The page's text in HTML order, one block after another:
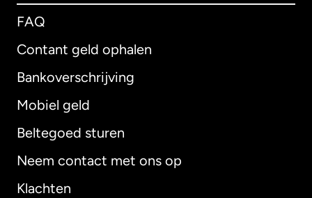
FAQ
Contant geld ophalen
Bankoverschrijving
Mobiel geld
Beltegoed sturen
Neem contact met ons op
Klachten